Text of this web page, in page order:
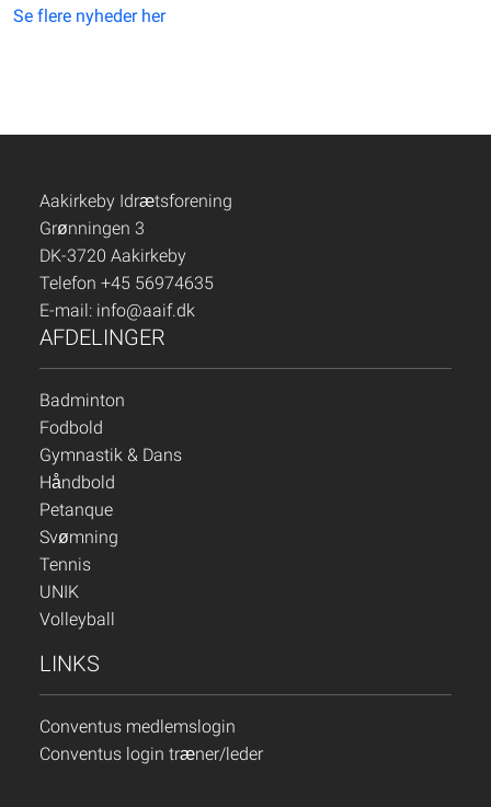
Se flere nyheder her
Aakirkeby Idrætsforening
Grønningen 3
DK-3720 Aakirkeby
Telefon +45 56974635
E-mail: info@aaif.dk
AFDELINGER
Badminton
Fodbold
Gymnastik & Dans
Håndbold
Petanque
Svømning
Tennis
UNIK
Volleyball
LINKS
Conventus medlemslogin
Conventus login træner/leder